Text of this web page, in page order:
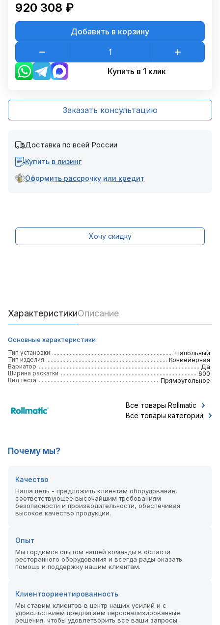
920 308 ₽
Добавить в корзину
Купить в 1 клик
Заказать консультацию
Доставка по всей России
Купить в лизинг
Оформить рассрочку или кредит
Хочу скидку
ХарактеристикиОписание
Основные характеристики
Тип установки Напольный
Тип изделия Конвейерная
Вариатор Да
Ширина раскатки 600
Вид теста Прямоугольное
Все товары Rollmatic
Все товары категории
Почему мы?
Качество
Наша цель - предложить клиентам оборудование,
соответствующее высочайшим требованиям
безопасности и производительности, обеспечивая
высокое качество продукции.
Опыт
Мы гордимся опытом нашей команды в области
ресторанного оборудования и всегда рады оказать
помощь и поддержку нашим клиентам.
Клиентоориентированность
Мы ставим клиентов в центр наших усилий и с
удовольствием предлагаем персонализированные
решения, чтобы удовлетворить все ваши запросы.